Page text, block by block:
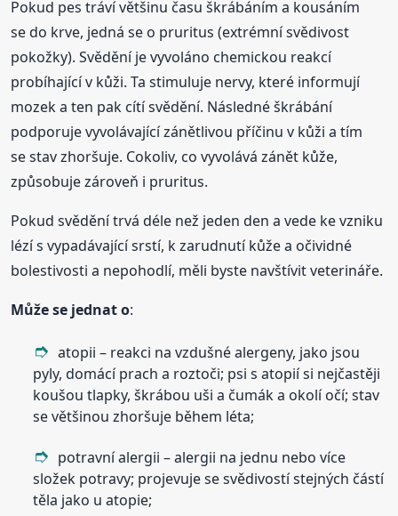
Pokud pes tráví většinu času škrábáním a kousáním
se do krve, jedná se o pruritus (extrémní svědivost
pokožky). Svědění je vyvoláno chemickou reakcí
probíhající v kůži. Ta stimuluje nervy, které informují
mozek a ten pak cítí svědění. Následné škrábání
podporuje vyvolávající zánětlivou příčinu v kůži a tím
se stav zhoršuje. Cokoliv, co vyvolává zánět kůže,
způsobuje zároveň i pruritus.
Pokud svědění trvá déle než jeden den a vede ke vzniku
lézí s vypadávající srstí, k zarudnutí kůže a očividné
bolestivosti a nepohodlí, měli byste navštívit veterináře.
Může se jednat o:
atopii – reakci na vzdušné alergeny, jako jsou
pyly, domácí prach a roztoči; psi s atopií si nejčastěji
koušou tlapky, škrábou uši a čumák a okolí očí; stav
se většinou zhoršuje během léta;
potravní alergii – alergii na jednu nebo více
složek potravy; projevuje se svědivostí stejných částí
těla jako u atopie;